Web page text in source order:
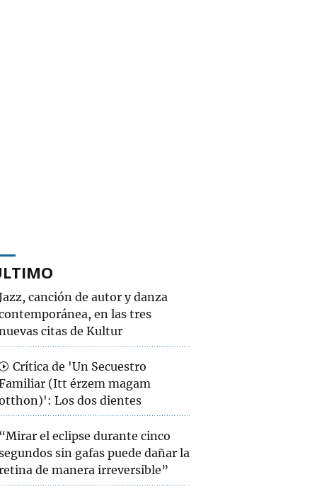
canción de autor y danza
en las tres
citas de Kultur
Crítica de 'Un Secuestro
(Itt érzem magam
Los dos dientes
“Mirar el eclipse durante cinco
sin gafas puede dañar la
de manera irreversible”